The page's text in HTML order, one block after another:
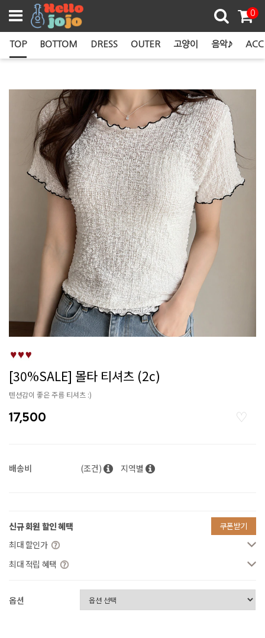
0
TOP BOTTOM DRESS OUTER 고양이 음악♪ ACC
[30%SALE] 몰타 티셔츠 (2c)
텐션감이 좋은 주름 티셔츠 :)
17,500
배송비 (조건) 지역별
신규 회원 할인 혜택 쿠폰받기
최대 할인가
최대 적립 혜택
옵션